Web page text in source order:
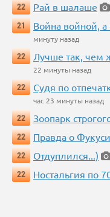
22
Рай в шалаше
21
Война войной,
минуту назад
22
Лучше так, чем
22 минуты назад
22
Судя по
час 23 минуты назад
22
Зоопарк
22
Правда о
22
Отдуплился...)
22
Ностальгия по